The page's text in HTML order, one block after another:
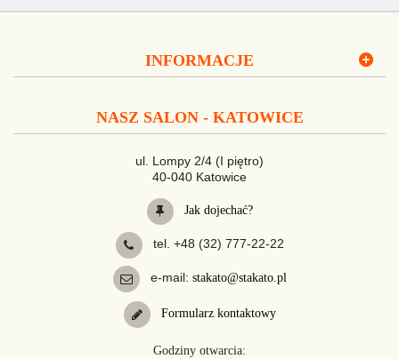
INFORMACJE
NASZ SALON - KATOWICE
ul. Lompy 2/4 (I piętro)
40-040 Katowice
Jak dojechać?
tel. +48 (32) 777-22-22
e-mail: stakato@stakato.pl
Formularz kontaktowy
Godziny otwarcia: